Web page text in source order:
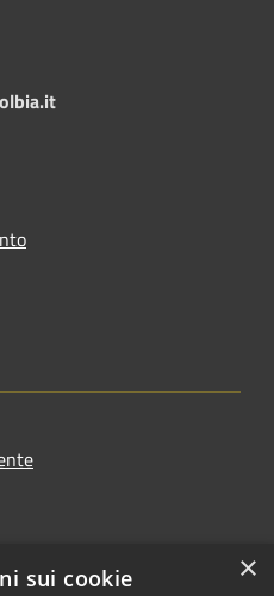
×
sui cookie